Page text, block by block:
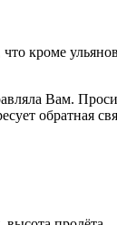
кроме
Вам.
обратная